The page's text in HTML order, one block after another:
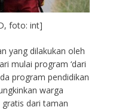
foto: int]
yang dilakukan oleh
mulai program ‘dari
program pendidikan
warga
dari taman